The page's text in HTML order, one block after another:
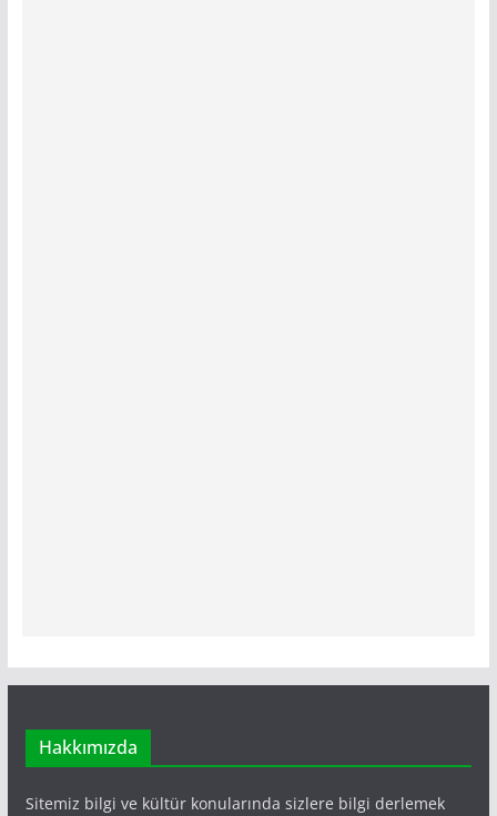
Hakkımızda
Sitemiz bilgi ve kültür konularında sizlere bilgi derlemek